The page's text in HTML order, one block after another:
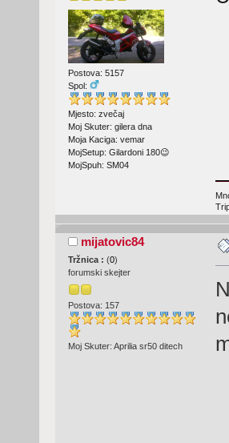
Postova: 5157
Spol:
Mjesto: zvečaj
Moj Skuter: gilera dna
Moja Kaciga: vemar
MojSetup: Gilardoni 180😉
MojSpuh: SM04
mijatovic84
Tržnica : (0)
forumski skejter
Postova: 157
Moj Skuter: Aprilia sr50 ditech